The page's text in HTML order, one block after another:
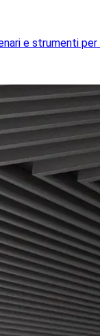
e strumenti